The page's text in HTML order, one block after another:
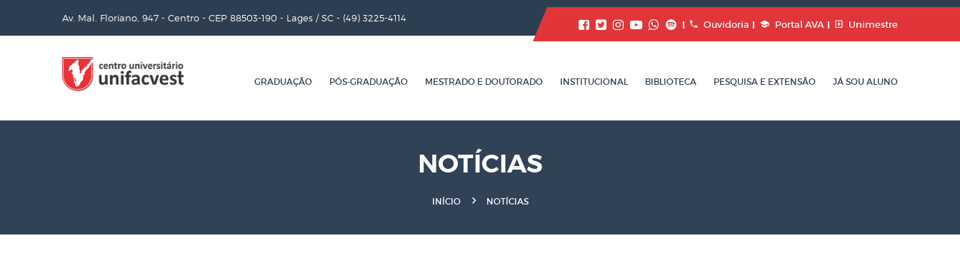
Av. Mal. Floriano, 947 - Centro - CEP 88503-190 - Lages / SC - (49) 3225-4114
Ouvidoria Portal AVA Unimestre
GRADUAÇÃO PÓS-GRADUAÇÃO MESTRADO E DOUTORADO INSTITUCIONAL BIBLIOTECA PESQUISA E EXTENSÃO JÁ SOU ALUNO
NOTÍCIAS
INÍCIO NOTÍCIAS